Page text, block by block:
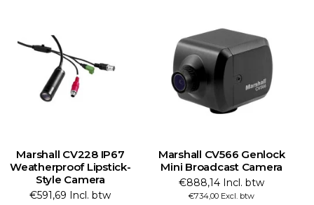
Marshall CV228 IP67
Weatherproof Lipstick-
Style Camera
€591,69 Incl. btw
Marshall CV566 Genlock
Mini Broadcast Camera
€888,14 Incl. btw
€734,00 Excl. btw